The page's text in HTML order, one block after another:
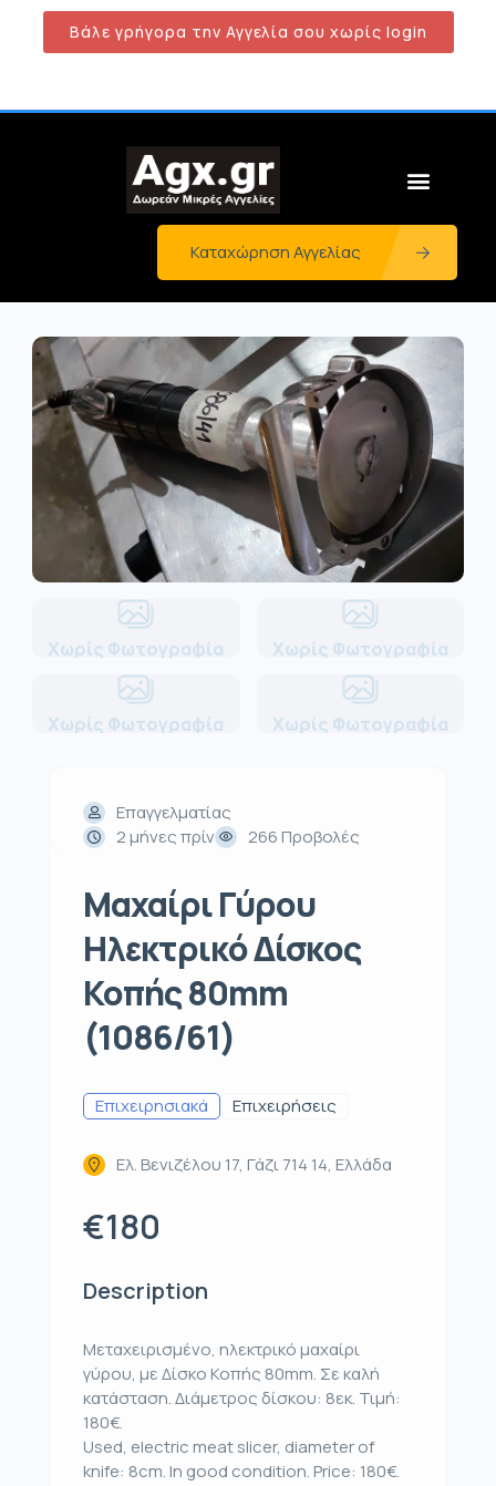
Βάλε γρήγορα την Αγγελία σου χωρίς login
Καταχώρηση Αγγελίας
Χωρίς Φωτογραφία Χωρίς Φωτογραφία
Χωρίς Φωτογραφία Χωρίς Φωτογραφία
Επαγγελματίας
2 μήνες πρίν
266 Προβολές
Μαχαίρι Γύρου
Ηλεκτρικό Δίσκος
Κοπής 80mm
(1086/61)
Επιχειρησιακά Επιχειρήσεις
Ελ. Βενιζέλου 17, Γάζι 714 14, Ελλάδα
€180
Description
Μεταχειρισμένο, ηλεκτρικό μαχαίρι
γύρου, με Δίσκο Κοπής 80mm. Σε καλή
κατάσταση. Διάμετρος δίσκου: 8εκ. Τιμή:
180€.
Used, electric meat slicer, diameter of
knife: 8cm. In good condition. Price: 180€.